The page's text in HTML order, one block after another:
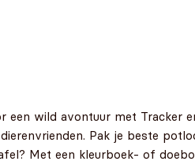
wild avontuur met Tracker
Pak je beste
Met een kleurboek- of